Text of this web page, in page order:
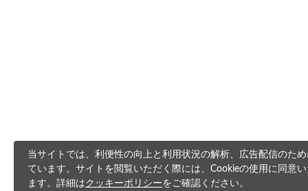
当サイトでは、利便性の向上と利用状況の解析、広告配信のた
ています。サイトを閲覧いただく際には、Cookieの使用に同意
ます。詳細はクッキーポリシーをご確認ください。